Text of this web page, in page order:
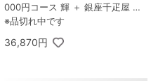
000円コース 輝 ＋ 銀座千疋屋 銀
座フルーツフィナンシェ 8個入
※品切れ中です
36,870円